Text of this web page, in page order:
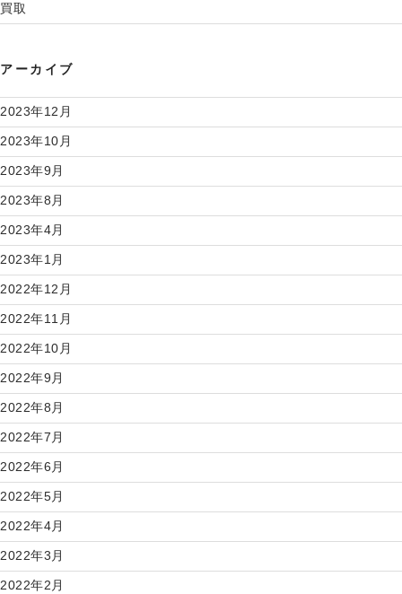
買取
アーカイブ
2023年12月
2023年10月
2023年9月
2023年8月
2023年4月
2023年1月
2022年12月
2022年11月
2022年10月
2022年9月
2022年8月
2022年7月
2022年6月
2022年5月
2022年4月
2022年3月
2022年2月